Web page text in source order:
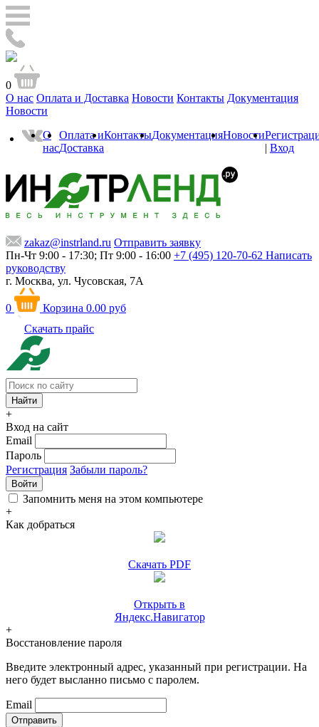
0
О нас Оплата и Доставка Новости Контакты Документация
Новости
О
нас
Оплата и
Доставка
КонтактыДокументацияНовости
| Вход
zakaz@instrland.ru Отправить заявку
Пн-Чт 9:00 - 17:30; Пт 9:00 - 16:00 +7 (495) 120-70-62 Написать
руководству
г. Москва, ул. Чусовская, 7А
0 Корзина 0.00 руб
Скачать прайс
+
Вход на сайт
Email
Пароль
Регистрация Забыли пароль?
Войти
Запомнить меня на этом компьютере
+
Как добраться
Скачать PDF
Открыть в
Яндекс.Навигатор
+
Восстановление пароля
Введите электронный адрес, указанный при регистрации. На
него будет высланно письмо с паролем.
Email